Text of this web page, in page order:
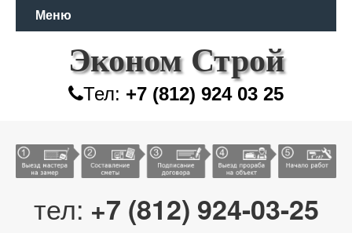
Меню
Эконом Строй
Тел: +7 (812) 924 03 25
тел: +7 (812) 924-03-25